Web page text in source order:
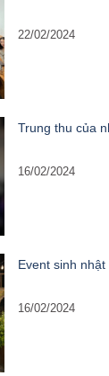
22/02/2024
Trung thu của
16/02/2024
Event sinh
16/02/2024